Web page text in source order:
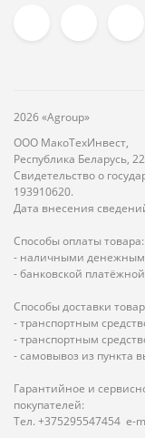
2026 «Agroup»
ООО МакоТехИнвест,
Республика Беларусь,
Свидетельство о
193910620.
Дата внесения
Способы оплаты товара:
- наличными
- банковской
Способы доставки
- транспортным
- транспортным
- самовывоз из пункта
Гарантийное и
покупателей:
Тел. +375295547454 e-